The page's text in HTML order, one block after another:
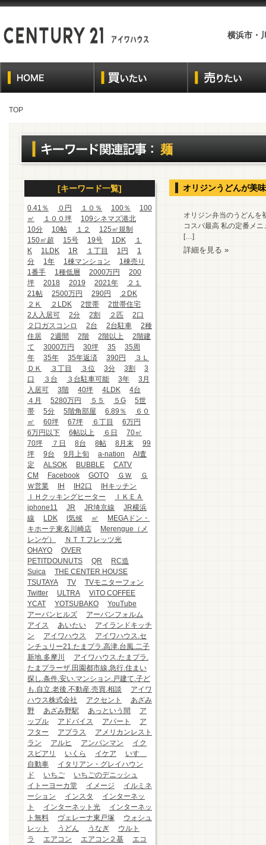
横浜市・
TOP
麺
[キーワード一覧]
0.41％ ０円 １０％ 100％
100
㎡
１００坪
109シネマズ港北
10分
10帖 １２
125㎡規制
150㎡超
15号 19号 1DK
１
K
1LDK 1R １丁目 1円
1
分
1年 1棟マンション
1棟売り
1番手
1種低層 2000万円
200
坪
2018 2019 2021年
２１
21帖
2500万円 290円
２DK
２Ｋ
２LDK 2世帯
2世帯住宅
2人入居可
2分 2割 ２匹
2口
２口ガスコンロ
2台 2台駐車
2種
住居
2週間 2階 2階以上
2階建
て
3000万円 30坪 35
35周
年
35年 35年返済 390円
３Ｌ
ＤＫ
３丁目 ３位 3分 3割
3
口
３台 ３台駐車可能 3年
3月
入居可
3階 40坪 4LDK
4台
４月
5280万円 ５５ ５G
5世
帯
5分 5階角部屋 6.89％
６０
㎡
60坪 67坪 ６丁目
6万円
6万円以下
6帖以上 ６日
70㎡
70坪
７日 8台 8帖 8月末
99
坪
9台 9月上旬 a-nation
AI査
定
ALSOK BUBBLE
CATV
CM
Facebook GOTO ＧＷ
Ｇ
Ｗ営業
IH IH2口
IHキッチン
ＩＨクッキングヒーター
ＩＫＥＡ
iphone11
JR JR埼京線
JR横浜
線
LDK l気候 ㎡
MEGAドン・
キホーテ東名川崎店
Merengue（メ
レンゲ）
ＮＴＴフレッツ光
OHAYO
OVER
PETITDOUNUTS
QR
RC造
Suica
THE CENTER HOUSE
TSUTAYA
TV
TVモニターフォン
Twitter
ULTRA
ViTO COFFEE
YCAT
YOTSUBAKO
YouTube
アーバンヒルズ
アーバンフォルム
アイス
あいたい
アイランドキッチ
ン
アイワハウス
アイワハウス.セ
ンチュリー21.たまプラ.高津.台風.二子
新地.多摩川
アイワハウス.たまプラ.
たまプラーザ.田園都市線.急行.住まい
探し.条件.安い.マンション.戸建て.子ど
も.自立.老後.不動産.売買.相談
アイワ
ハウス株式会社
アクセント
あざみ
野
あざみ野駅 あっという間
ア
ップル
アドバイス アパート
ア
フター
アプラス
アメリカンレスト
ラン
アルヒ アンパンマン
イク
スピアリ
いくら イケア
いすゞ
自動車
イタリアン・グレイハウン
ド
いちご
いちごのデニッシュ
イトーヨーカ堂
イメージ
イルミネ
ーション
インスタ
インターネッ
ト
インターネット光
インターネッ
ト無料
ヴェレーナ東戸塚
ウォシュ
レット
うどん うなぎ
ウルト
ラ
エアコン エアコン２基
エコ
オリジンうどんが美
オリジン弁当のうどんを
コスパ最高 私の定番メ
[…]
詳細を見る »